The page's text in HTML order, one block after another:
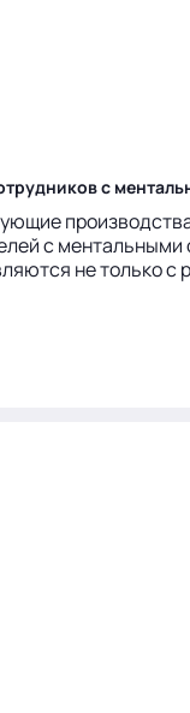
с
с
не